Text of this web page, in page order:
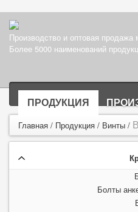
Производство и оптовая продажа
Более 5000 наименований
ПРОДУКЦИЯ
Главная / Продукция / Винты /
Болты